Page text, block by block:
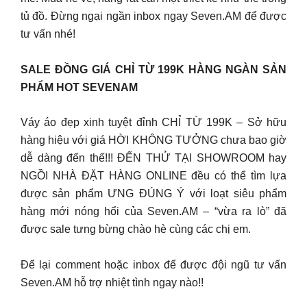
tủ đồ. Đừng ngại ngần inbox ngay Seven.AM để được
tư vấn nhé!
SALE ĐỒNG GIÁ CHỈ TỪ 199K HÀNG NGÀN SẢN
PHẨM HOT SEVENAM
Váy áo đẹp xinh tuyệt đỉnh CHỈ TỪ 199K – Sở hữu
hàng hiệu với giá HỜI KHÔNG TƯỞNG chưa bao giờ
dễ dàng đến thế!!! ĐẾN THỬ TẠI SHOWROOM hay
NGỒI NHÀ ĐẶT HÀNG ONLINE đều có thể tìm lựa
được sản phẩm ƯNG ĐÚNG Ý với loạt siêu phẩm
hàng mới nóng hổi của Seven.AM – “vừa ra lò” đã
được sale tưng bừng chào hè cùng các chị em.
Để lại comment hoặc inbox để được đội ngũ tư vấn
Seven.AM hỗ trợ nhiệt tình ngay nào!!